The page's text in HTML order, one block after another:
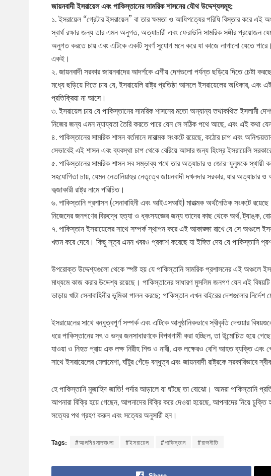
জায়নবাদী ইসরায়েল এবং পাকিস্তানের সামরিক শাসনের যৌথ উদ্দেশ্যসমূহ:
১. ইসরায়েল “গ্রেটার ইসরায়েল” বা তার ক্ষমতা ও আধিপত্যের পরিধি বিস্তার করে এই
স্বার্থ রক্ষার জন্য তার এমন অনুগত, অত্যাচারী এবং ফেরাউনি সামরিক সঙ্গীর প্রয়োজন
অনুগত করতে চায় এবং এটিকে একটি সুবর্ণ সুযোগ মনে করে যা কাজে লাগানো যেতে
একই।
২. জায়নবাদী সরকার জায়নবাদের আদর্শকে এশীয় দেশগুলো পর্যন্ত ছড়িয়ে দিতে চেষ্টা
মধ্যে ছড়িয়ে দিতে চায় যে, ইসরায়েলি রাষ্ট্র প্রতিষ্ঠা আসলে ইসরায়েলের অধিকার,
প্রতিক্রিয়া না আসে।
৩. ইসরায়েল চায় যে পাকিস্তানের সামরিক শাসনের মতো অন্যান্য তথাকথিত ইসলামী
নিজের জন্য এমন ন্যায্যতা তৈরি করতে পারে যেন সে সঠিক পথে আছে, এবং এই
৪. পাকিস্তানের সামরিক শাসন বর্তমানে মারাত্মক সংকটে রয়েছে, কঠোর চাপ এবং
সেভাবেই এই শাসন এবং ব্যবস্থা চাপ থেকে বেরিয়ে আসার জন্য হিংস্র ইসরায়েলি
৫. পাকিস্তানের সামরিক শাসন সব সম্ভাব্য পথে তার অত্যাচার ও জোর-যুলুমকে স্থায়ী
সহযোগিতা চায়, যেমন নেতানিয়াহুর নেতৃত্বে জায়নবাদী দখলদার সরকার, যার
কব্জাকারী রাষ্ট্র নামে পরিচিত।
৬. পাকিস্তানি প্রশাসন (সেনাবাহিনী এবং আইএসআই) মারাত্মক অর্থনৈতিক সংকটে
নিজেদের জনগণের বিরুদ্ধে হত্যা ও ধ্বংসযজ্ঞের জন্য তাদের কাছ থেকে অর্থ, ট্যাঙ্ক,
৭. পাকিস্তান ইসরায়েলের সাথে সম্পর্ক স্থাপন করে এই আকাঙ্ক্ষা রাখে যে সে অঞ্চলে
খতম করে দেবে। কিছু সূত্র এমন খবরও প্রকাশ করেছে যা ইঙ্গিত দেয় যে পাকিস্তানি
উপরোক্ত উদ্দেশ্যগুলো থেকে স্পষ্ট হয় যে পাকিস্তানি সামরিক প্রশাসনের এই অঞ্চলে
মাধ্যমে কাজ করার উদ্দেশ্য রয়েছে। পাকিস্তানের সাধারণ মুসলিম জনগণ যেন এই
ভাড়ায় খাটা সেনাবাহিনীর ভূমিকা পালন করছে; পাকিস্তান এখন বাইরের দেশগুলোর নির্দেশ
ইসরায়েলের সাথে বন্ধুত্বপূর্ণ সম্পর্ক এবং এটিকে আনুষ্ঠানিকভাবে স্বীকৃতি দেওয়ার
ধরে পাকিস্তানের সৎ ও ভদ্র জনসাধারণকে বিপথগামী করা হচ্ছিল, তা উন্মোচিত হয়ে
যাওয়া ও নিহত প্রায় এক লক্ষ নিরীহ শিশু ও নারী, এক লক্ষেরও বেশি আহত ব্যক্তি এবং
সাথে ইসরায়েলের মেলামেশা, ঘাঁটুর গেঁড়ে বন্ধুত্ব এবং জায়নবাদী রাষ্ট্রকে সরকারিভাবে
হে পাকিস্তানি মুজাহিদ জাতি! পর্দার আড়ালে যা ঘটছে তা বোঝো। আমরা পাকিস্তানি
আপনারা বিক্রি হয়ে গেছেন, আপনাদের বিক্রি করে দেওয়া হয়েছে, আপনাদের নিয়ে
সত্যের পথ গ্রহণ করুন এবং সত্যের অনুসারী হন।
Tags: #আলমিরসাদবাংলা #ইসরায়েল #পাকিস্তান #রাজনীতি